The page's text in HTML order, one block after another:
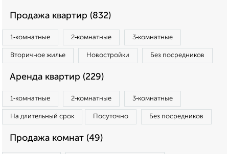
Продажа квартир (832)
1‑комнатные 2‑комнатные 3‑комнатные
Вторичное жилье Новостройки Без посредников
Аренда квартир (229)
1‑комнатные 2‑комнатные 3‑комнатные
На длительный срок Посуточно Без посредников
Продажа комнат (49)